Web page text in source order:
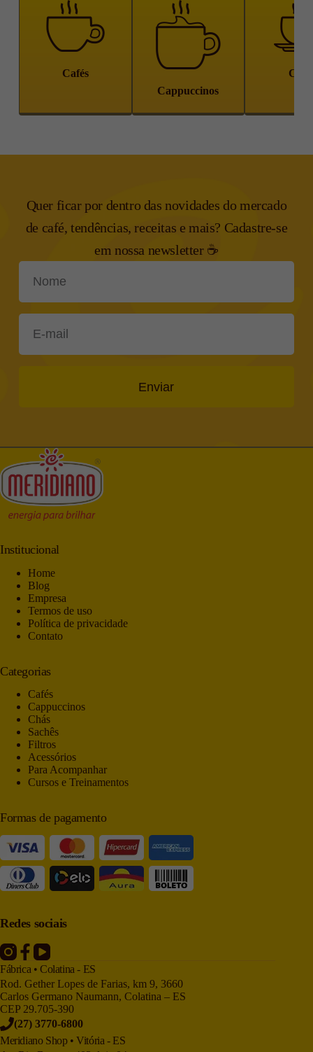
Cafés
Cappuccinos
Chás
Quer ficar por dentro das novidades do mercado
de café, tendências, receitas e mais? Cadastre-se
em nossa newsletter ☕
Enviar
Institucional
Home
Blog
Empresa
Termos de uso
Política de privacidade
Contato
Categorias
Cafés
Cappuccinos
Chás
Sachês
Filtros
Acessórios
Para Acompanhar
Cursos e Treinamentos
Formas de pagamento
Redes sociais
Fábrica • Colatina - ES
Rod. Gether Lopes de Farias, km 9, 3660
Carlos Germano Naumann, Colatina – ES
CEP 29.705-390
(27) 3770-6800
Meridiano Shop • Vitória - ES